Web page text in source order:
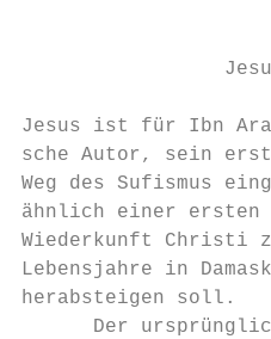
Jesus ist für Ibn
sche Autor, sein
Weg des Sufismus
ähnlich einer ersten
Wiederkunft Christi
Lebensjahre in
herabsteigen soll.
Der